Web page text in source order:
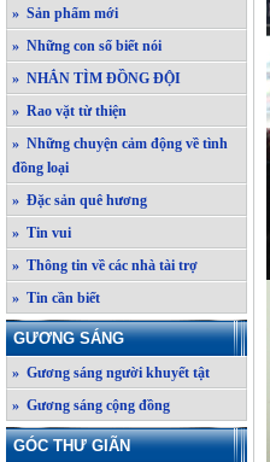
» Sản phẩm mới
» Những con số biết nói
» NHẮN TÌM ĐỒNG ĐỘI
» Rao vặt từ thiện
» Những chuyện cảm động về tình
đồng loại
» Đặc sản quê hương
» Tin vui
» Thông tin về các nhà tài trợ
» Tin cần biết
GƯƠNG SÁNG
» Gương sáng người khuyết tật
» Gương sáng cộng đồng
GÓC THƯ GIÃN